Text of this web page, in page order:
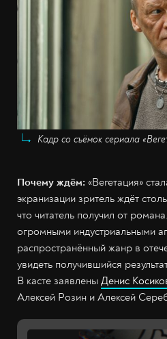
Кадр со съёмок сериала
Почему ждём: «Вегетация»
экранизации зритель ждёт
что читатель получил от
огромными индустриальными
распространённый жанр в
увидеть получившийся
В касте заявлены Денис
Алексей Розин и Алексей